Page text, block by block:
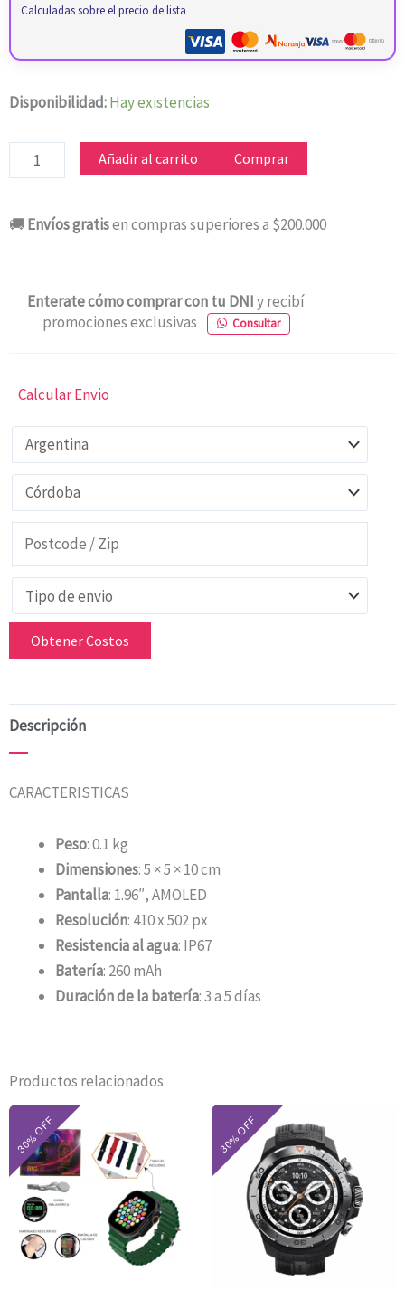
Calculadas sobre el precio de lista
Disponibilidad:Hay existencias
SMARTWATCH
PRO
GOLD
Añadir al carrito Comprar
🚚 Envíos gratisen compras superiores a $200.000
Enterate cómo comprar con tu DNIy recibí
promociones exclusivas
Consultar
Calcular Envio
Obtener Costos
Descripción
CARACTERISTICAS
Peso: 0.1 kg
Dimensiones: 5 × 5 × 10 cm
Pantalla: 1.96″, AMOLED
Resolución: 410 x 502 px
Resistencia al agua: IP67
Batería: 260 mAh
Duración de la batería: 3 a 5 días
Productos relacionados
precio
original
era:
$30.000.
precio
actual
es:
$21.000.
El
precio
original
era:
$224.160.
precio
actual
es:
$156.900.